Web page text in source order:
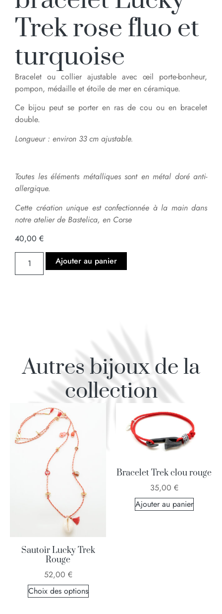
Trek rose fluo et
turquoise
Bracelet ou collier ajustable avec œil porte-bonheur,
pompon, médaille et étoile de mer en céramique.
Ce bijou peut se porter en ras de cou ou en bracelet
double.
Longueur : environ 33 cm ajustable.
Toutes les éléments métalliques sont en métal doré anti-
allergique.
Cette création unique est confectionnée à la main dans
notre atelier de Bastelica, en Corse
40,00 €
Ajouter au panier
Autres bijoux de la
collection
Sautoir Lucky Trek
Rouge
52,00 €
Choix des options
Bracelet Trek clou rouge
35,00 €
Ajouter au panier